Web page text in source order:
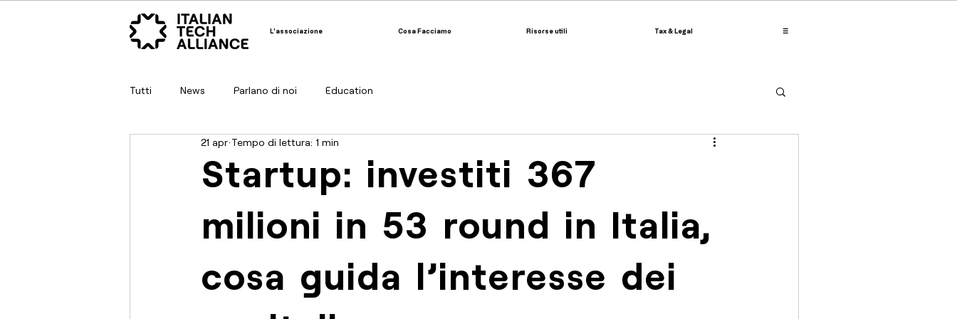
L'associazione Cosa Facciamo Risorse utili Tax & Legal ☰
Tutti News Parlano di noi Education
Startup: investiti 367
milioni in 53 round in Italia,
cosa guida l’interesse dei
21 apr Tempo di lettura: 1 min